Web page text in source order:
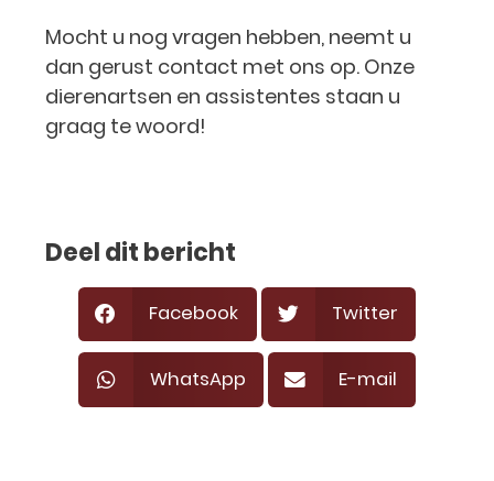
Mocht u nog vragen hebben, neemt u
dan gerust contact met ons op. Onze
dierenartsen en assistentes staan u
graag te woord!
Deel dit bericht
Facebook Twitter
WhatsApp E-mail